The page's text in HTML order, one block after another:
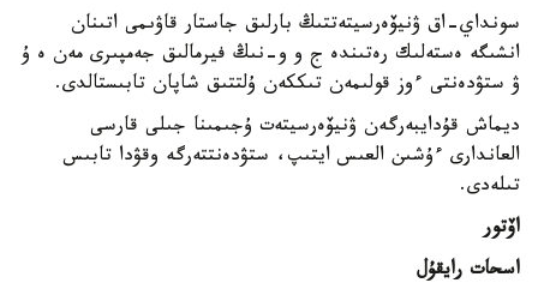
سونداي-اق ۋنيۆەرسيتەتتىڭ بارلىق جاستار قاۋىمى اتىنان
انشىگە ەستەلىك رەتىندە ج و و-نىڭ فيرمالىق جەمپىرى مەن ە ۇ
ۋ ستۋدەنتى ءوز قولىمەن تىككەن ۇلتتىق شاپان تابىستالدى.
ديماش قۇدايبەرگەن ۋنيۆەرسيتەت ۇجىمىنا جىلى قارسى
العاندارى ءۇشىن العىس ايتىپ، ستۋدەنتتەرگە وقۋدا تابىس
تىلەدى.
اۆتور
اسحات رايقۇل